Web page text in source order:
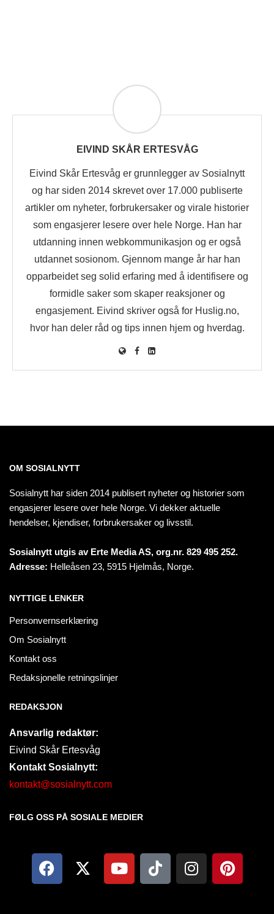
EIVIND SKÅR ERTESVÅG
Eivind Skår Ertesvåg er grunnlegger av Sosialnytt
og har siden 2014 skrevet over 17.000 publiserte
artikler om nyheter, forbrukersaker og virale historier
som engasjerer lesere over hele Norge. Han har
utdanning innen webkommunikasjon og er også
utdannet sosionom. Gjennom mange år har han
opparbeidet seg solid erfaring med å identifisere og
formidle saker som skaper reaksjoner og
engasjement. Eivind skriver også for Huslig.no,
hvor han deler råd og tips innen hjem og hverdag.
OM SOSIALNYTT
Sosialnytt har siden 2014 publisert nyheter og historier som
engasjerer lesere over hele Norge. Vi dekker aktuelle
hendelser, kjendiser, forbrukersaker og livsstil.
Sosialnytt utgis av Erte Media AS, org.nr. 829 495 252.
Adresse: Helleåsen 23, 5915 Hjelmås, Norge.
NYTTIGE LENKER
Personvernserklæring
Om Sosialnytt
Kontakt oss
Redaksjonelle retningslinjer
REDAKSJON
Ansvarlig redaktør:
Eivind Skår Ertesvåg
Kontakt Sosialnytt:
kontakt@sosialnytt.com
FØLG OSS PÅ SOSIALE MEDIER​